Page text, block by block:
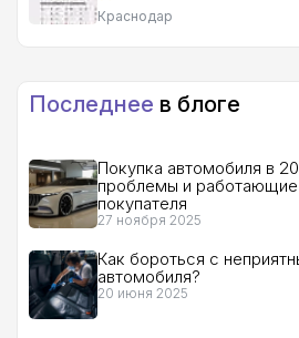
Краснодар
Последнее в блоге
Покупка автомобиля в
проблемы и
покупателя
27 ноября 2025
Как бороться с
автомобиля?
20 июня 2025